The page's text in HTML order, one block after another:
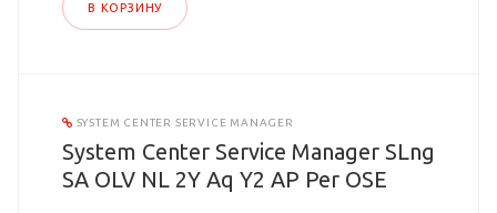
В КОРЗИНУ
SYSTEM CENTER SERVICE MANAGER
System Center Service Manager SLng
SA OLV NL 2Y Aq Y2 AP Per OSE